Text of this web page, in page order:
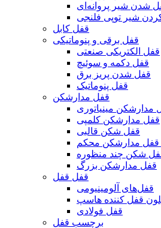
شدن شیر پروانه‌ای
شیر توپی فلنجی
قفل کابل
قفل برقی و پنوماتیکی
قفل الکتریکی صنعتی
قفل دکمه و سوئیچ
قفل شدن پریز برق
قفل پنوماتیک
قفل مدارشکن
مدارشکن مینیاتوری
قفل مدارشکن کلمپی
قفل شکن قالبی
شکن چند منظوره
قفل مدارشکن بزرگ
قفل قفل
قفل‌های آلومینیومی
قفل کننده هاسپ
قفل فولادی
برچسب قفل